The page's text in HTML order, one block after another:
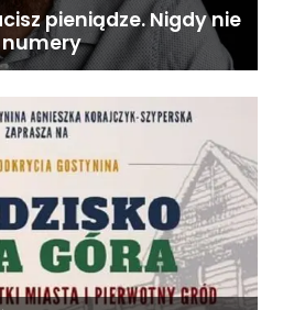
pieniądze. Nigdy nie